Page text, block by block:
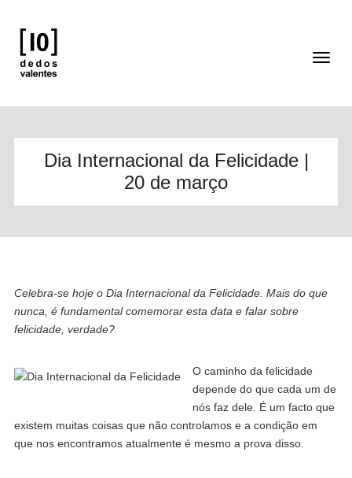
Dia Internacional da Felicidade |
20 de março
Celebra-se hoje o Dia Internacional da Felicidade. Mais do que
nunca, é fundamental comemorar esta data e falar sobre
felicidade, verdade?
O caminho da felicidade
depende do que cada um de
nós faz dele. É um facto que
existem muitas coisas que não controlamos e a condição em
que nos encontramos atualmente é mesmo a prova disso.